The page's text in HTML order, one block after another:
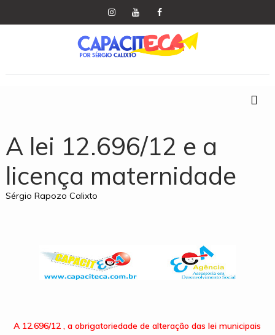
A lei 12.696/12 e a
licença maternidade
Sérgio Rapozo Calixto
A 12.696/12 , a obrigatoriedade de alteração das lei municipais